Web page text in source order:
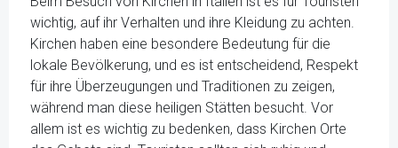
wichtig, auf ihr Verhalten und ihre Kleidung zu achten.
Kirchen haben eine besondere Bedeutung für die
lokale Bevölkerung, und es ist entscheidend, Respekt
für ihre Überzeugungen und Traditionen zu zeigen,
während man diese heiligen Stätten besucht. Vor
allem ist es wichtig zu bedenken, dass Kirchen Orte